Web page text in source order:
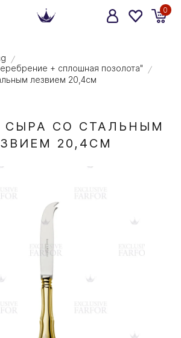
0
/
+ сплошная позолота" /
лезвием 20,4см
СО СТАЛЬНЫМ
20,4СМ